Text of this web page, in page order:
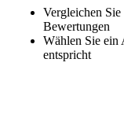
Vergleichen
Bewertungen
Wählen Sie ein
entspricht